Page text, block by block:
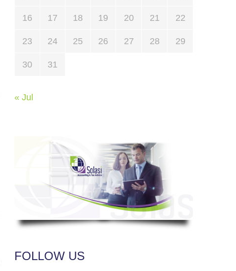
16 17 18 19 20 21 22
23 24 25 26 27 28 29
30 31
« Jul
FOLLOW US